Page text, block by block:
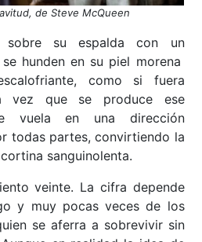
de Steve McQueen
sobre su espalda con un
hunden en su piel morena
como si fuera
vez que se produce ese
vuela en una dirección
todas partes, convirtiendo la
sanguinolenta.
veinte. La cifra depende
y muy pocas veces de los
se aferra a sobrevivir sin